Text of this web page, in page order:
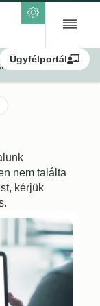
k részére
Ügyfélportál
nem találta
kérjük